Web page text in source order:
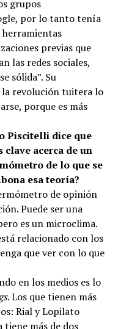
grupos
por lo tanto tenía
previas que
las redes sociales,
sólida”. Su
la revolución tuitera lo
porque es más
Piscitelli dice que
acerca de un
de lo que se
esa teoría?
de opinión
Puede ser una
es un microclima.
relacionado con los
que ver con lo que
en los medios es lo
. Los que tienen más
Rial y Lopilato
más de dos